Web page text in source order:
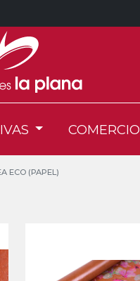
COMERCIO
ECO (PAPEL)